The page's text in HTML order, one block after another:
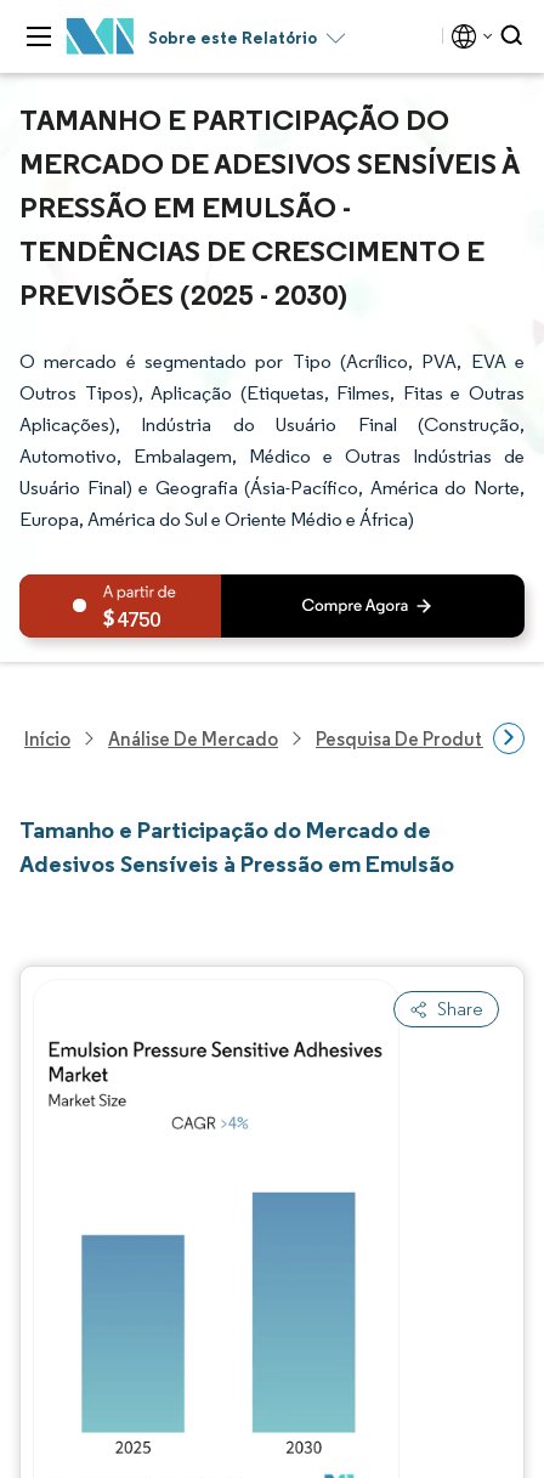
Sobre este Relatório
TAMANHO E PARTICIPAÇÃO DO
MERCADO DE ADESIVOS SENSÍVEIS À
PRESSÃO EM EMULSÃO -
TENDÊNCIAS DE CRESCIMENTO E
PREVISÕES (2025 - 2030)
O mercado é segmentado por Tipo (Acrílico, PVA, EVA e
Outros Tipos), Aplicação (Etiquetas, Filmes, Fitas e Outras
Aplicações), Indústria do Usuário Final (Construção,
Automotivo, Embalagem, Médico e Outras Indústrias de
Usuário Final) e Geografia (Ásia-Pacífico, América do Norte,
Europa, América do Sul e Oriente Médio e África)
4750
Início Análise De Mercado Pesquisa De Produtos
Tamanho e Participação do Mercado de
Adesivos Sensíveis à Pressão em Emulsão
Share